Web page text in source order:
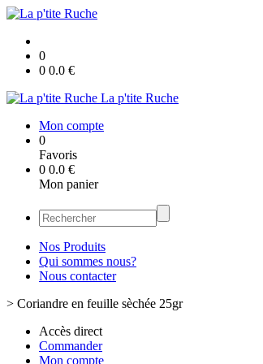
0
0 0.0 €
La p'tite Ruche
Mon compte
0
Favoris
0 0.0 €
Mon panier
Nos Produits
Qui sommes nous?
Nous contacter
> Coriandre en feuille sèchée 25gr
Accès direct
Commander
Mon compte